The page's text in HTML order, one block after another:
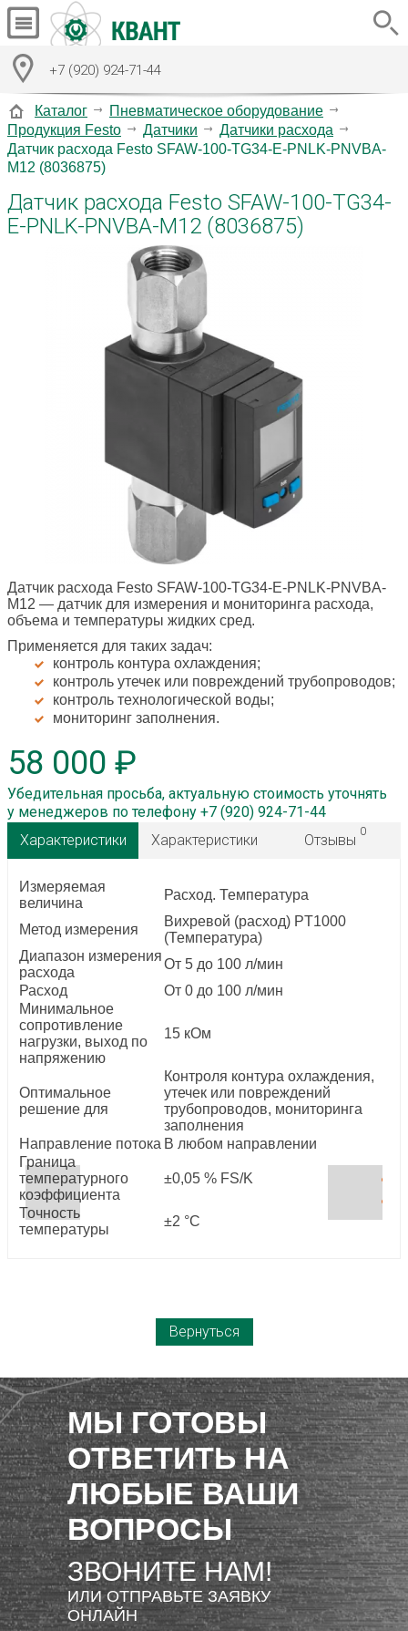
+7 (920) 924-71-44
Каталог
Пневматическое оборудование
Продукция Festo
Датчики
Датчики расхода
Датчик расхода Festo SFAW-100-TG34-E-PNLK-PNVBA-
M12 (8036875)
Датчик расхода Festo SFAW-100-TG34-
E-PNLK-PNVBA-M12 (8036875)
Датчик расхода Festo SFAW-100-TG34-E-PNLK-PNVBA-
M12 — датчик для измерения и мониторинга расхода,
объема и температуры жидких сред.
Применяется для таких задач:
контроль контура охлаждения;
контроль утечек или повреждений трубопроводов;
контроль технологической воды;
мониторинг заполнения.
58 000 ₽
Убедительная просьба, актуальную стоимость уточнять
у менеджеров по телефону +7 (920) 924-71-44
Характеристики
Характеристики Отзывы
0
Измеряемая
величина
Расход. Температура
Метод измерения
Вихревой (расход) PT1000
(Температура)
Диапазон измерения
расхода
От 5 до 100 л/мин
Расход
От 0 до 100 л/мин
Минимальное
сопротивление
нагрузки, выход по
напряжению
15 кОм
Оптимальное
решение для
Контроля контура охлаждения,
утечек или повреждений
трубопроводов, мониторинга
заполнения
Направление потока В любом направлении
Граница
температурного
коэффициента
±0,05 % FS/K
Точность
температуры
±2 °C
Вернуться
МЫ ГОТОВЫ
ОТВЕТИТЬ НА
ЛЮБЫЕ ВАШИ
ВОПРОСЫ
ЗВОНИТЕ НАМ!
ИЛИ ОТПРАВЬТЕ ЗАЯВКУ
ОНЛАЙН